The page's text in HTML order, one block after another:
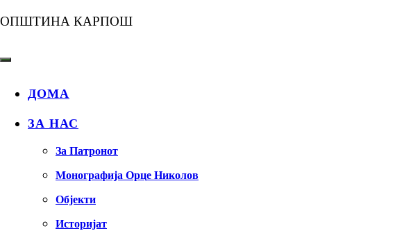
ОПШТИНА КАРПОШ
ДОМА
ЗА НАС
За Патронот
Монографија Орце Николов
Објекти
Историјат